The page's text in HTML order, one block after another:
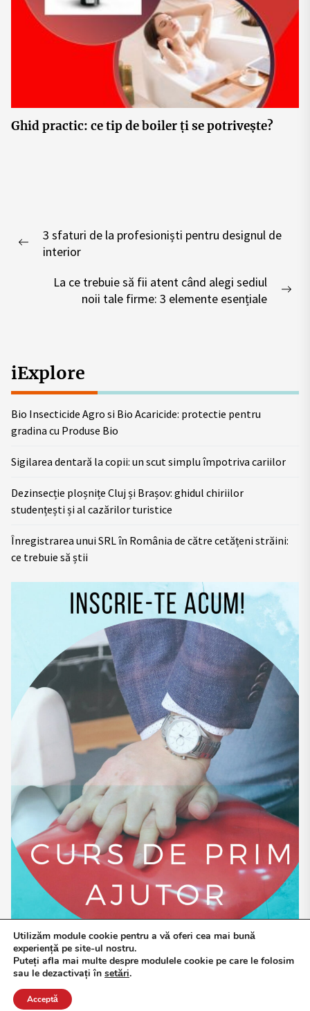
Ghid practic: ce tip de boiler ți se potrivește?
navigation
Previous
3 sfaturi de la profesioniști pentru designul de
interior
La ce trebuie să fii atent când alegi sediul
noii tale firme: 3 elemente esențiale
iExplore
Bio Insecticide Agro si Bio Acaricide: protectie pentru
gradina cu Produse Bio
Sigilarea dentară la copii: un scut simplu împotriva cariilor
Dezinsecție ploșnițe Cluj și Brașov: ghidul chiriilor
studențești și al cazărilor turistice
Înregistrarea unui SRL în România de către cetățeni străini:
ce trebuie să știi
Utilizăm module cookie pentru a vă oferi cea mai bună
experiență pe site-ul nostru.
Puteți afla mai multe despre modulele cookie pe care le folosim
sau le dezactivați în setări.
Acceptă